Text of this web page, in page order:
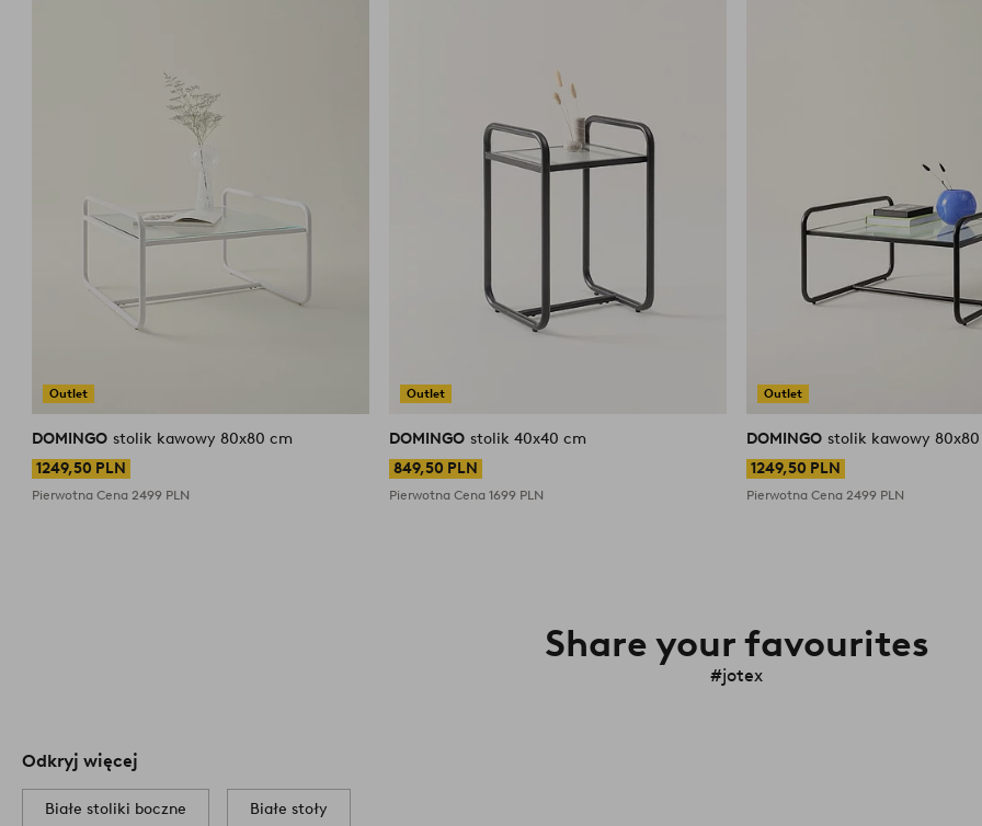
Outlet
DOMINGO stolik kawowy 80x80 cm
1249,50 PLN
Pierwotna Cena 2499 PLN
Outlet
DOMINGO stolik 40x40 cm
849,50 PLN
Pierwotna Cena1699 PLN
Outlet
DOMINGO stolik kawowy
1249,50 PLN
Pierwotna Cena 2499 PLN
Share your favourites
#jotex
Odkryj więcej
Białe stoliki boczne Białe stoły